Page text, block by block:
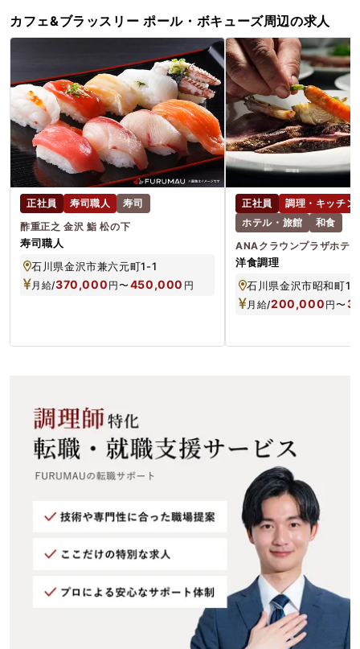
カフェ&ブラッスリー ポール・ボキューズ周辺の求人
正社員 寿司職人
寿司
酢重正之 金沢 鮨 松の下
寿司職人
石川県金沢市兼六元町1-1
月給/370,000 円〜450,000 円
正社員
調理・キッチン
ホテル・旅館
和食
ANAクラウンプラザホテ
洋食調理
石川県金沢市昭和町
月給/200,000 円〜